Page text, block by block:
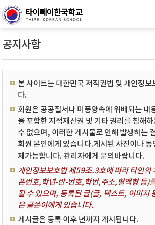
공지사항
본 사이트는 대한민국 저작권법 및 개인정보
다.
회원은 공공질서나 미풍양속에 위배되는 내
을 포함한 지적재산권 및 기타 권리를 침해
수 없으며, 이러한 게시물로 인해 발생하는
회원 본인에게 있습니다.게시된 사진이나
제가능합니다. 관리자에게 문의바랍니다.
개인정보보호법 제59조.3호에 따라 타인의
폰번호,학년-반-번호,학번,주소,혈액형 등)
될 수 있으며, 등록된 글(글, 텍스트, 이미지
은 글쓴이에게 있습니다.
게시글은 등록 이후 년까지 게시됩니다.